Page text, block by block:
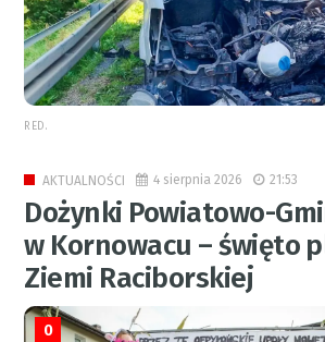
RED.
AKTUALNOŚCI 4 sierpnia 2026 21:53
Dożynki Powiatowo-
w Kornowacu – święto
Ziemi Raciborskiej
0